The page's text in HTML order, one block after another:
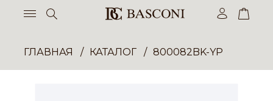
ГЛАВНАЯ КАТАЛОГ 800082BK-YP